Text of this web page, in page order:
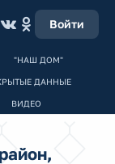
Войти
"НАШ ДОМ"
ДАННЫЕ
ВИДЕО